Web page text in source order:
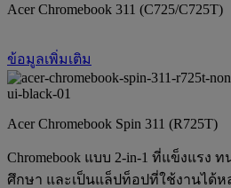
Acer Chromebook 311 (C725/C725T)
ข้อมูลเพิ่มเติม
Acer Chromebook Spin 311 (R725T)
Chromebook แบบ 2-in-1 ที่แข็งแรง
ศึกษา และเป็นแล็ปท็อปที่ใช้งานได้